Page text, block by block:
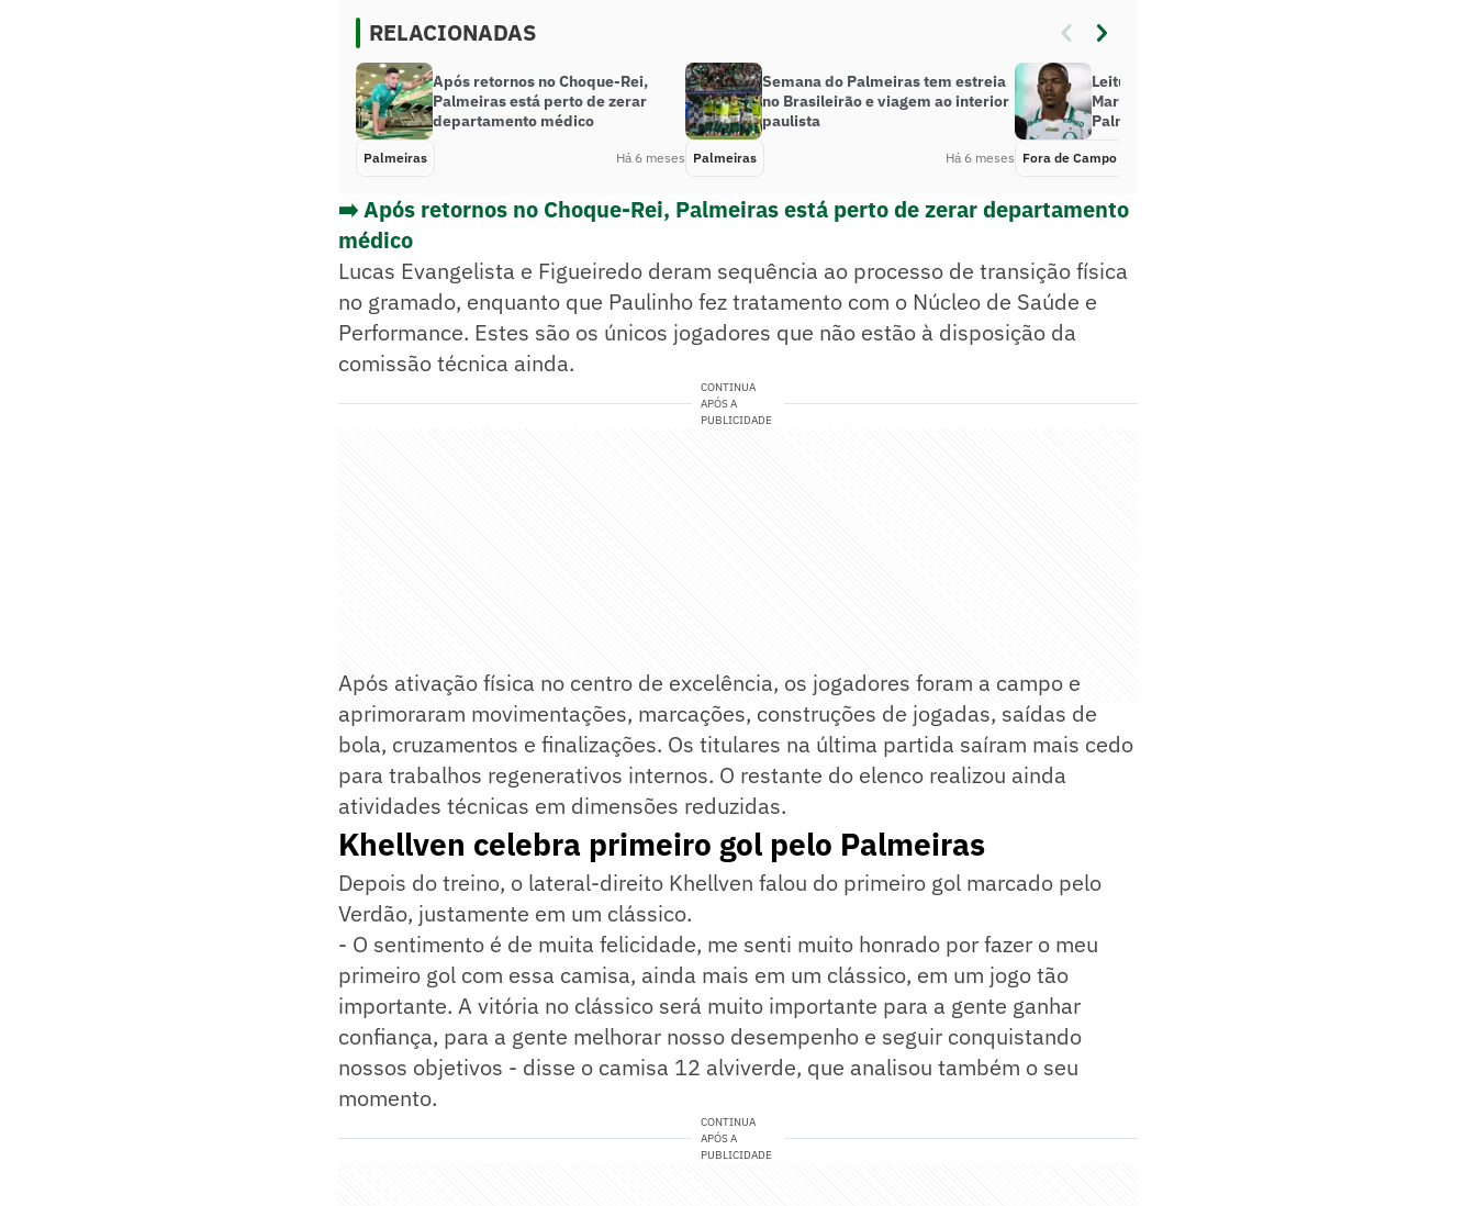
RELACIONADAS
Após retornos no Choque-Rei,
Palmeiras está perto de zerar
departamento médico
Palmeiras Há 6 meses
Semana do Palmeiras tem estreia
no Brasileirão e viagem ao interior
paulista
Palmeiras Há 6 meses
Leitura labial revela ‘esporro’ de
Marlon Freitas em jogador do
Palmeiras
Fora de Campo
➡️ Após retornos no Choque-Rei, Palmeiras está perto de zerar departamento
médico
Lucas Evangelista e Figueiredo deram sequência ao processo de transição física
no gramado, enquanto que Paulinho fez tratamento com o Núcleo de Saúde e
Performance. Estes são os únicos jogadores que não estão à disposição da
comissão técnica ainda.
CONTINUA
APÓS A
PUBLICIDADE
Após ativação física no centro de excelência, os jogadores foram a campo e
aprimoraram movimentações, marcações, construções de jogadas, saídas de
bola, cruzamentos e finalizações. Os titulares na última partida saíram mais cedo
para trabalhos regenerativos internos. O restante do elenco realizou ainda
atividades técnicas em dimensões reduzidas.
Khellven celebra primeiro gol pelo Palmeiras
Depois do treino, o lateral-direito Khellven falou do primeiro gol marcado pelo
Verdão, justamente em um clássico.
- O sentimento é de muita felicidade, me senti muito honrado por fazer o meu
primeiro gol com essa camisa, ainda mais em um clássico, em um jogo tão
importante. A vitória no clássico será muito importante para a gente ganhar
confiança, para a gente melhorar nosso desempenho e seguir conquistando
nossos objetivos - disse o camisa 12 alviverde, que analisou também o seu
momento.
CONTINUA
APÓS A
PUBLICIDADE